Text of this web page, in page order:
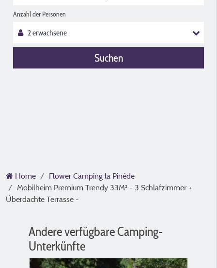
Anzahl der Personen
Suchen
Home
Flower Camping la Pinède
Mobilheim Premium Trendy 33M² - 3 Schlafzimmer +
Überdachte Terrasse -
Andere verfügbare Camping-
Unterkünfte